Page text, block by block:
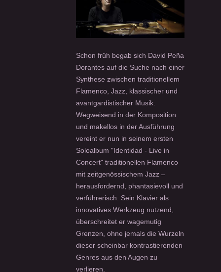
Schon früh begab sich David Peña
Dorantes auf die Suche nach einer
Synthese zwischen traditionellem
Flamenco, Jazz, klassischer und
avantgardistischer Musik.
Wegweisend in der Komposition
und makellos in der Ausführung
vereint er nun in seinem ersten
Soloalbum "Identidad - Live in
Concert" traditionellen Flamenco
mit zeitgenössischem Jazz –
herausfordernd, phantasievoll und
verführerisch. Sein Klavier als
innovatives Werkzeug nutzend,
überschreitet er wagemutig
Grenzen, ohne jemals die Wurzeln
dieser scheinbar kontrastierenden
Genres aus den Augen zu
verlieren.